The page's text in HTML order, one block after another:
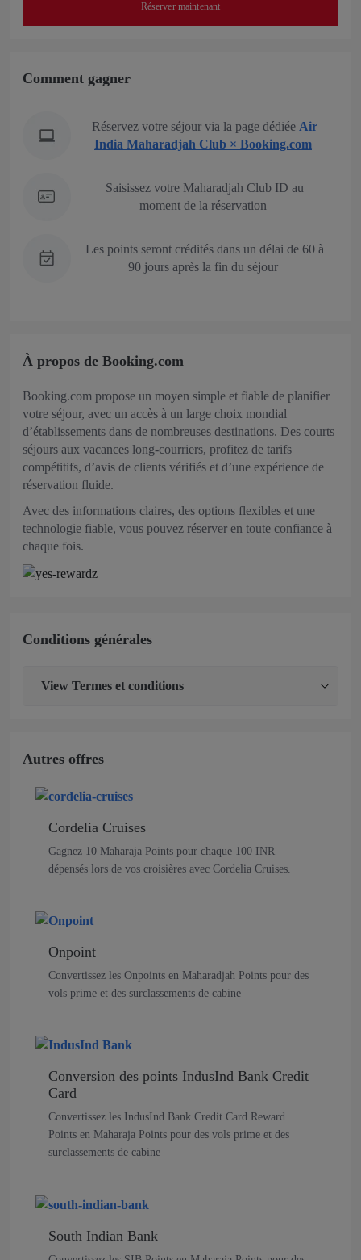
Réserver maintenant
Comment gagner
Réservez votre séjour via la page dédiée Air
India Maharadjah Club × Booking.com
Saisissez votre Maharadjah Club ID au
moment de la réservation
Les points seront crédités dans un délai de 60 à
90 jours après la fin du séjour
À propos de Booking.com
Booking.com propose un moyen simple et fiable de planifier
votre séjour, avec un accès à un large choix mondial
d’établissements dans de nombreuses destinations. Des courts
séjours aux vacances long‑courriers, profitez de tarifs
compétitifs, d’avis de clients vérifiés et d’une expérience de
réservation fluide.
Avec des informations claires, des options flexibles et une
technologie fiable, vous pouvez réserver en toute confiance à
chaque fois.
Conditions générales
View Termes et conditions
Autres offres
Cordelia Cruises
Gagnez 10 Maharaja Points pour chaque 100 INR
dépensés lors de vos croisières avec Cordelia Cruises.
Onpoint
Convertissez les Onpoints en Maharadjah Points pour des
vols prime et des surclassements de cabine
Conversion des points IndusInd Bank Credit
Card
Convertissez les IndusInd Bank Credit Card Reward
Points en Maharaja Points pour des vols prime et des
surclassements de cabine
South Indian Bank